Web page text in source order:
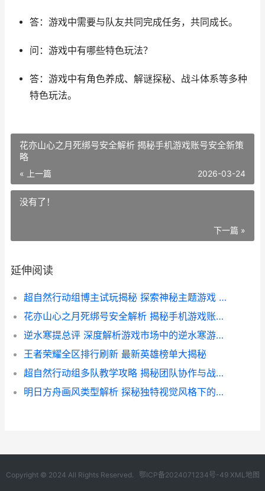
答：游戏中需要与队友共同完成任务，共同成长。
问：游戏中有哪些特色玩法？
答：游戏中有角色养成、解谜探秘、战斗体系等多种
特色玩法。
花亦山心之月死绑号安全解析 揭秘手机游戏账号安全新策
略
« 上一篇 2026-03-24
没有了！
下一篇 »
延伸阅读
超自然行动组博主试玩揭秘 探索神秘主题游戏 体验惊悚游戏魅力
花亦山心之月死绑号安全解析 揭秘手机游戏账号安全新策略
逆水寒提总评 深度解析游戏市场中的逆水寒游戏表现与评价
王者荣耀全区排行刷新 最新英雄榜单大揭秘
超自然行动组多队教学攻略 揭秘团队协作与战术训练的奥秘
明日方舟画风类型解析 探秘独特视觉风格下的游戏世界
Copyright © 2024 All Rights Reserved. 鄂ICP备2024071234号-49 XML地图